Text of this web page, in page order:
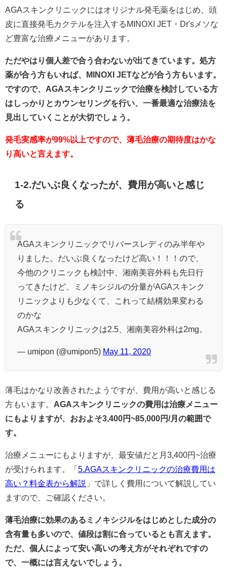
AGAスキンクリニックにはオリジナル発毛薬をはじめ、頭
皮に直接発毛カクテルを注入するMINOXI JET・Dr'sメソな
ど豊富な治療メニューがあります。
ただやはり個人差で合う合わないが出てきています。処方
薬が合う方もいれば、MINOXI JETなどが合う方もいます。
ですので、AGAスキンクリニックで治療を検討している方
はしっかりとカウンセリングを行い、一番最適な治療法を
見出していくことが大切でしょう。
発毛実感率が99%以上ですので、薄毛治療の期待度はかな
り高いと言えます。
1-2.だいぶ良くなったが、費用が高いと感じ
る
AGAスキンクリニックでリバースレディのみ半年や
りました。だいぶ良くなったけど高い！！！ので、
今他のクリニックも検討中、湘南美容外科も先日行
ってきたけど、ミノキシジルの分量がAGAスキンク
リニックよりも少なくて、これって結構効果変わる
のかな
AGAスキンクリニックは2.5、湘南美容外科は2mg。
— umipon (@umipon5) May 11, 2020
薄毛はかなり改善されたようですが、費用が高いと感じる
方もいます。 AGAスキンクリニックの費用は治療メニュー
にもよりますが、おおよそ3,400円~85,000円/月の範囲で
す。
治療メニューにもよりますが、最安値だと月3,400円~治療
が受けられます。「 5.AGAスキンクリニックの治療費用は
高い？料金表から解説 」で詳しく費用について解説してい
ますので、ご確認ください。
薄毛治療に効果のあるミノキシジルをはじめとした成分の
含有量も多いので、値段は割に合っているとも言えます。
ただ、個人によって安い高いの考え方がそれぞれですの
で、一概には言えないでしょう。